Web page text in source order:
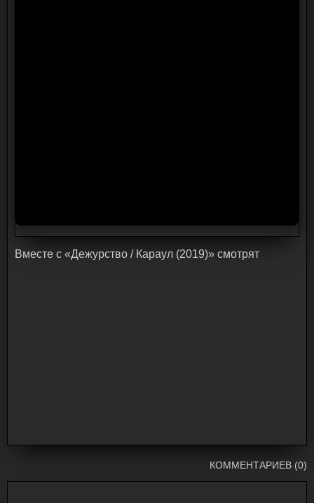
Bмecтe c «Дежурство / Караул (2019)» cмoтpят
КОММЕНТАРИЕВ (0)